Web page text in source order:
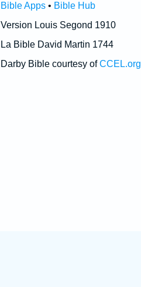
Bible Apps• Bible Hub
Version Louis Segond 1910
La Bible David Martin 1744
Darby Bible courtesy ofCCEL.org